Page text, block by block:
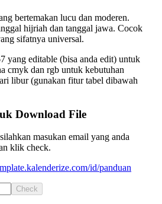
bertemakan lucu dan moderen.
hijriah dan tanggal jawa. Cocok
sifatnya universal.
yang editable (bisa anda edit) untuk
cmyk dan rgb untuk kebutuhan
libur (gunakan fitur tabel dibawah
Download File
masukan email yang anda
klik check.
id/panduan
Check